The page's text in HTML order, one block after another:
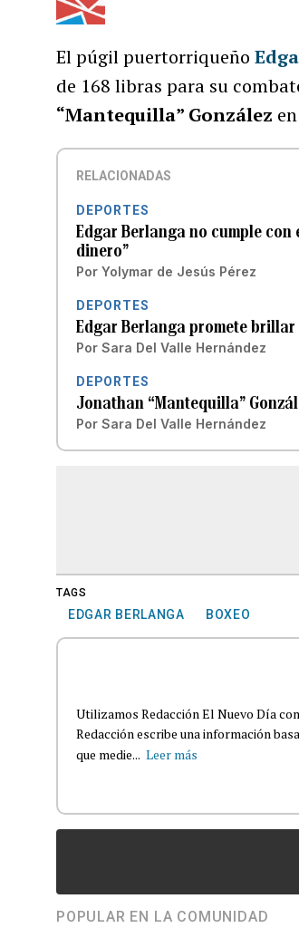
El púgil puertorriqueño
de 168 libras para su
“Mantequilla” González
RELACIONADAS
DEPORTES
Edgar Berlanga no cumple
dinero”
Por Yolymar de Jesús Pérez
DEPORTES
Edgar Berlanga promete
Por Sara Del Valle Hernández
DEPORTES
Jonathan “Mantequilla”
Por Sara Del Valle Hernández
TAGS
EDGAR BERLANGA BOXEO
Utilizamos Redacción El Nuevo Día
Redacción escribe una información
que medie... Leer más
POPULAR EN LA COMUNIDAD